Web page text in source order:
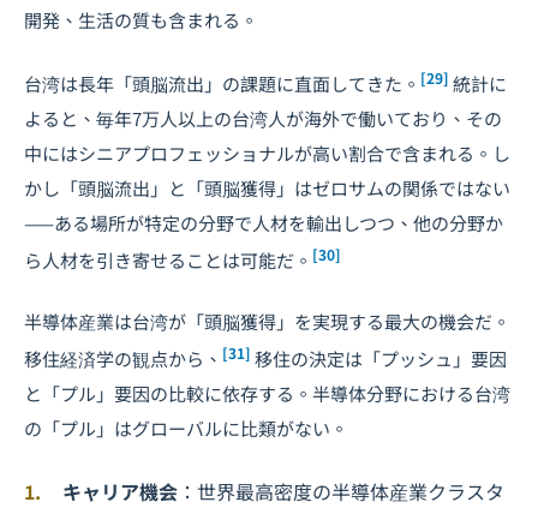
開発、生活の質も含まれる。
台湾は長年「頭脳流出」の課題に直面してきた。 [29] 統計に
よると、毎年7万人以上の台湾人が海外で働いており、その
中にはシニアプロフェッショナルが高い割合で含まれる。し
かし「頭脳流出」と「頭脳獲得」はゼロサムの関係ではない
——ある場所が特定の分野で人材を輸出しつつ、他の分野か
ら人材を引き寄せることは可能だ。 [30]
半導体産業は台湾が「頭脳獲得」を実現する最大の機会だ。
移住経済学の観点から、 [31] 移住の決定は「プッシュ」要因
と「プル」要因の比較に依存する。半導体分野における台湾
の「プル」はグローバルに比類がない。
キャリア機会 ：世界最高密度の半導体産業クラスタ